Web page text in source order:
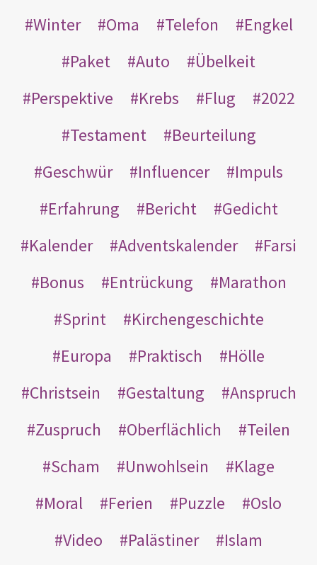
Winter
Oma Telefon
Engkel
Paket
Auto
Übelkeit
Perspektive
Krebs Flug
2022
Testament
Beurteilung
Geschwür
Influencer
Impuls
Erfahrung
Bericht
Gedicht
Kalender
Adventskalender
Farsi
Bonus
Entrückung
Marathon
Sprint
Kirchengeschichte
Europa
Praktisch
Hölle
Christsein
Gestaltung
Anspruch
Zuspruch
Oberflächlich
Teilen
Scham
Unwohlsein
Klage
Moral
Ferien Puzzle
Oslo
Video
Palästiner
Islam